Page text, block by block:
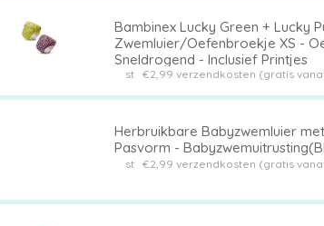
Bambinex Lucky Green + Lucky
Zwemluier/Oefenbroekje XS -
Sneldrogend - Inclusief Printjes
€2,99 verzendkosten (gratis
Herbruikbare Babyzwemluier
Pasvorm -
€2,99 verzendkosten (gratis